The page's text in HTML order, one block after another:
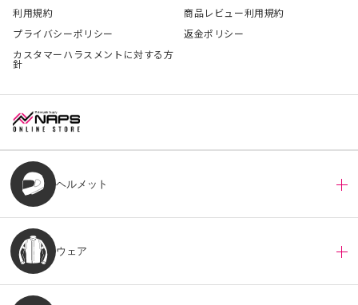
利用規約
商品レビュー利用規約
プライバシーポリシー
返金ポリシー
カスタマーハラスメントに対する方
針
ヘルメット
ウェア